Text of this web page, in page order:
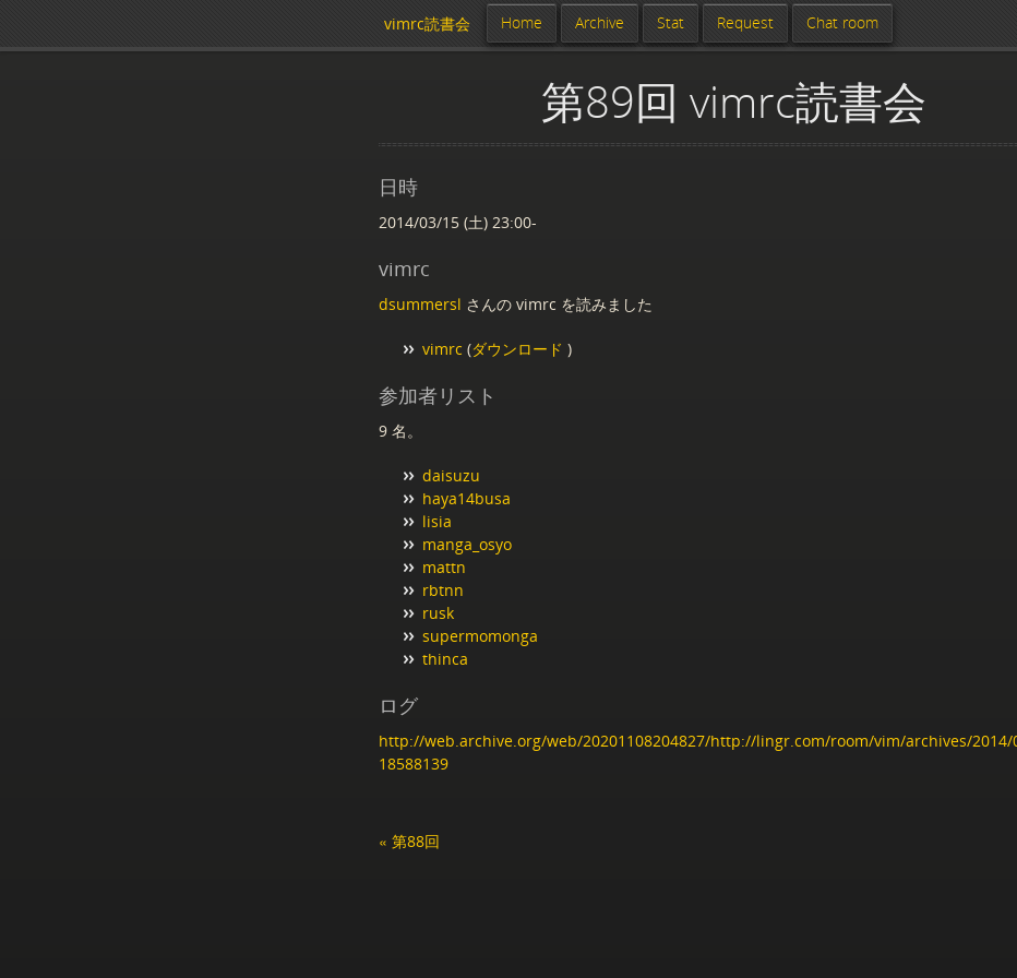
vimrc読書会 Home Archive Stat Request Chat room
第89回 vimrc読書会
日時
2014/03/15 (土) 23:00-
vimrc
dsummersl さんの vimrc を読みました
vimrc (ダウンロード )
参加者リスト
9 名。
daisuzu
haya14busa
lisia
manga_osyo
mattn
rbtnn
rusk
supermomonga
thinca
ログ
http://web.archive.org/web/20201108204827/http://lingr.com/room/vim/archives/2014/
18588139
« 第88回